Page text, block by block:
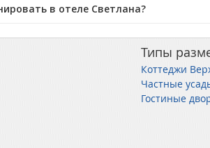
в отеле Светлана?
Типы
Коттеджи
Частные
Гостиные